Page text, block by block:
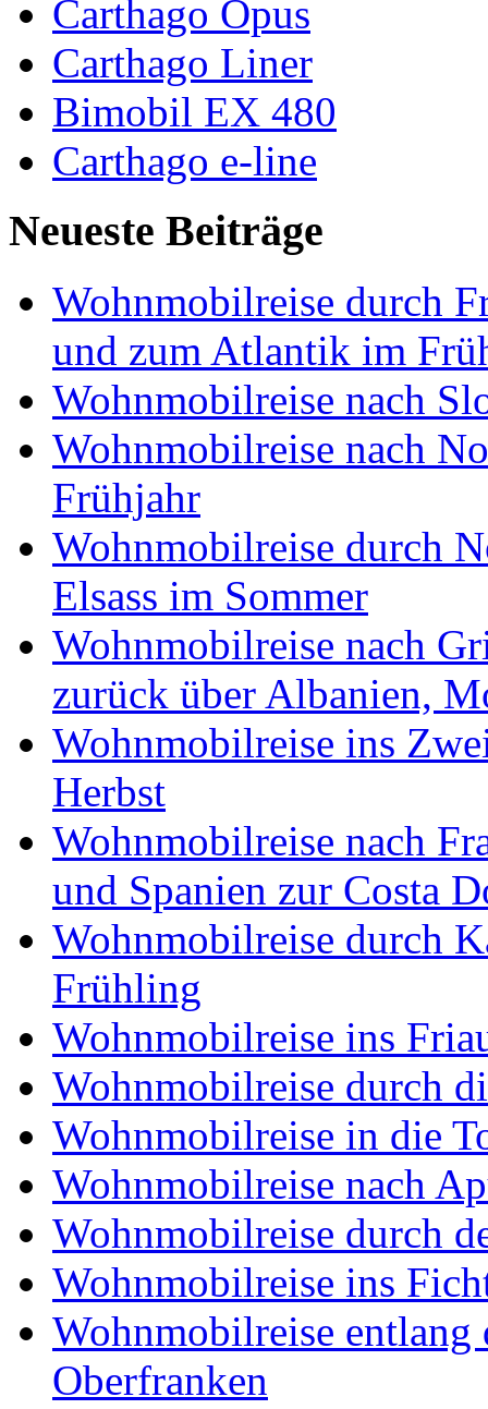
Carthago Opus
Carthago Liner
Bimobil EX 480
Carthago e-line
Neueste Beiträge
Wohnmobilreise durch
und zum Atlantik im
Wohnmobilreise nach
Wohnmobilreise nach
Frühjahr
Wohnmobilreise durch
Elsass im Sommer
Wohnmobilreise nach
zurück über Albanien,
Wohnmobilreise ins
Herbst
Wohnmobilreise nach
und Spanien zur Costa
Wohnmobilreise durch
Frühling
Wohnmobilreise ins
Wohnmobilreise durch
Wohnmobilreise in die
Wohnmobilreise nach
Wohnmobilreise durch
Wohnmobilreise ins
Wohnmobilreise
Oberfranken